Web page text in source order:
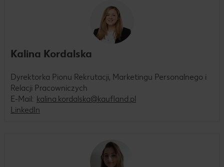
Kalina Kordalska
Dyrektorka Pionu Rekrutacji, Marketingu Personalnego i
Relacji Pracowniczych
E-Mail: kalina.kordalska@kaufland.pl
LinkedIn